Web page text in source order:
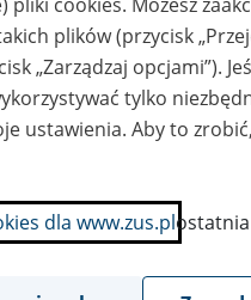
pracy
Miejsce
dokumentów
w
- Lubawka,
Sudecka 13
siedzibą w
Wielkopolskim –
Ostrów
plików (przycisk
„Zarządzaj opcjami”).
tylko
ustawienia. Aby to
dla www.zus.pl